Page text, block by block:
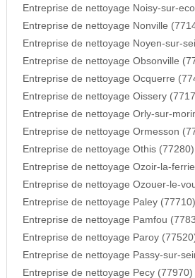
Entreprise de nettoyage Noisy-sur-
Entreprise de nettoyage Nonville
Entreprise de nettoyage Noyen-sur-
Entreprise de nettoyage Obsonville
Entreprise de nettoyage Ocquerre
Entreprise de nettoyage Oissery
Entreprise de nettoyage Orly-sur-
Entreprise de nettoyage Ormesson
Entreprise de nettoyage Othis (77280)
Entreprise de nettoyage Ozoir-la-
Entreprise de nettoyage Ozouer-le-
Entreprise de nettoyage Paley (77710)
Entreprise de nettoyage Pamfou
Entreprise de nettoyage Paroy
Entreprise de nettoyage Passy-sur-
Entreprise de nettoyage Pecy (77970)